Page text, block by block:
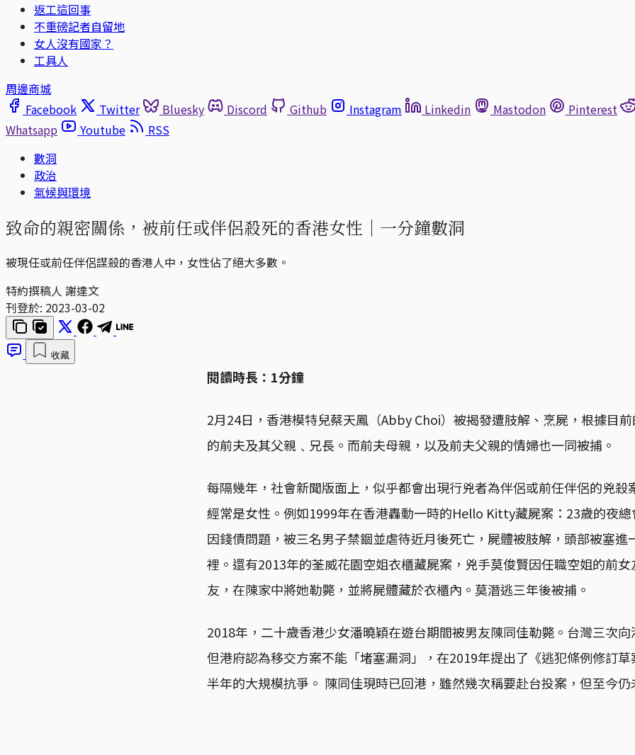
返工這回事
不重磅記者自留地
女人沒有國家？
工具人
周邊商城
Facebook
Twitter Bluesky Discord Github Instagram Linkedin Mastodon Pinterest
Whatsapp
Youtube
RSS
數洞
政治
氣候與環境
致命的親密關係，被前任或伴侶殺死的香港女性｜一分鐘數洞
被現任或前任伴侶謀殺的香港人中，女性佔了絕大多數。
特約撰稿人 謝達文
刊登於: 2023-03-02
收藏
閱讀時長：1分鐘
2月24日，香港模特兒蔡天鳳（Abby Choi）被揭發遭肢解、烹屍，根據目
的前夫及其父親﹑兄長。而前夫母親，以及前夫父親的情婦也一同被捕。
每隔幾年，社會新聞版面上，似乎都會出現行兇者為伴侶或前任伴侶的兇殺
經常是女性。例如1999年在香港轟動一時的Hello Kitty藏屍案：23歲的夜
因錢債問題，被三名男子禁錮並虐待近月後死亡，屍體被肢解，頭部被塞
裡。還有2013年的荃威花園空姐衣櫃藏屍案，兇手莫俊賢因任職空姐的前
友，在陳家中將她勒斃，並將屍體藏於衣櫃內。莫潛逃三年後被捕。
2018年，二十歲香港少女潘曉穎在遊台期間被男友陳同佳勒斃。台灣三次向
但港府認為移交方案不能「堵塞漏洞」，在2019年提出了《逃犯條例修訂
半年的大規模抗爭。 陳同佳現時已回港，雖然幾次稱要赴台投案，但至今仍